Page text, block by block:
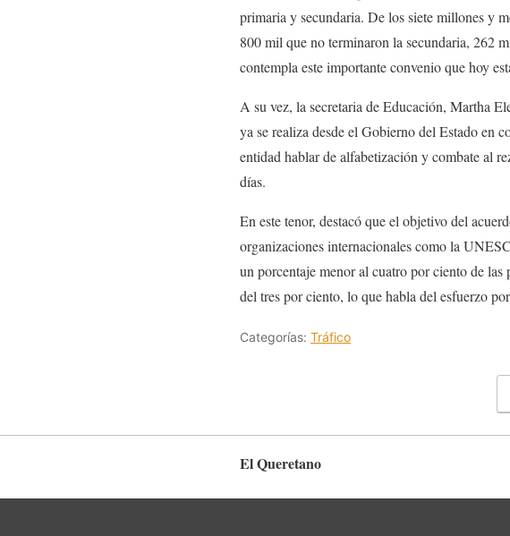
primaria y secundaria. De los siete millones y
800 mil que no terminaron la secundaria, 262
contempla este importante convenio que hoy
A su vez, la secretaria de Educación, Martha
ya se realiza desde el Gobierno del Estado en
entidad hablar de alfabetización y combate al
días.
En este tenor, destacó que el objetivo del
organizaciones internacionales como la
un porcentaje menor al cuatro por ciento de las
del tres por ciento, lo que habla del esfuerzo
Categorías: Tráfico
El Queretano